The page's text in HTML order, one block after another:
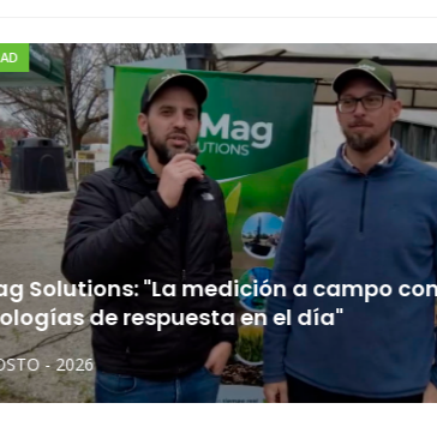
Solutions: "La medición a campo con
de respuesta en el día"
- 2026